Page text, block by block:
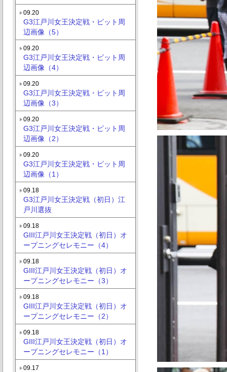
09.20
G3江戸川女王決定戦・ピット周
辺画像（5）
09.20
G3江戸川女王決定戦・ピット周
辺画像（4）
09.20
G3江戸川女王決定戦・ピット周
辺画像（3）
09.20
G3江戸川女王決定戦・ピット周
辺画像（2）
09.20
G3江戸川女王決定戦・ピット周
辺画像（1）
09.18
G3江戸川女王決定戦（初日）江
戸川選抜
09.18
GIII江戸川女王決定戦（初日）オ
ープニングセレモニー（4）
09.18
GIII江戸川女王決定戦（初日）オ
ープニングセレモニー（3）
09.18
GIII江戸川女王決定戦（初日）オ
ープニングセレモニー（2）
09.18
GIII江戸川女王決定戦（初日）オ
ープニングセレモニー（1）
09.17